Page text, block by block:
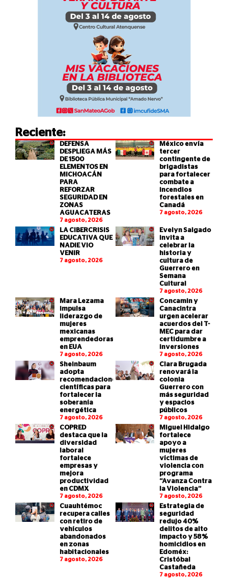
Reciente:
DEFENSA
DESPLIEGA MÁS
DE 1500
ELEMENTOS EN
MICHOACÁN
PARA
REFORZAR
SEGURIDAD EN
ZONAS
AGUACATERAS
7 agosto, 2026
México envía
tercer
contingente de
brigadistas
para fortalecer
combate a
incendios
forestales en
Canadá
7 agosto, 2026
LA CIBERCRISIS
EDUCATIVA QUE
NADIE VIO
VENIR
7 agosto, 2026
Evelyn Salgado
invita a
celebrar la
historia y
cultura de
Guerrero en
Semana
Cultural
7 agosto, 2026
Mara Lezama
impulsa
liderazgo de
mujeres
mexicanas
emprendedoras
en EUA
7 agosto, 2026
Concamin y
Canacintra
urgen acelerar
acuerdos del T-
MEC para dar
certidumbre a
inversiones
7 agosto, 2026
Sheinbaum
adopta
recomendaciones
científicas para
fortalecer la
soberanía
energética
7 agosto, 2026
Clara Brugada
renovará la
colonia
Guerrero con
más seguridad
y espacios
públicos
7 agosto, 2026
COPRED
destaca que la
diversidad
laboral
fortalece
empresas y
mejora
productividad
en CDMX
7 agosto, 2026
Miguel Hidalgo
fortalece
apoyo a
mujeres
víctimas de
violencia con
programa
“Avanza Contra
la Violencia”
7 agosto, 2026
Cuauhtémoc
recupera calles
con retiro de
vehículos
abandonados
en zonas
habitacionales
7 agosto, 2026
Estrategia de
seguridad
redujo 40%
delitos de alto
impacto y 58%
homicidios en
Edoméx:
Cristóbal
Castañeda
7 agosto, 2026